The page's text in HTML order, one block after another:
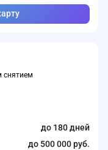
снятием
до 180 дней
до 500 000 руб.